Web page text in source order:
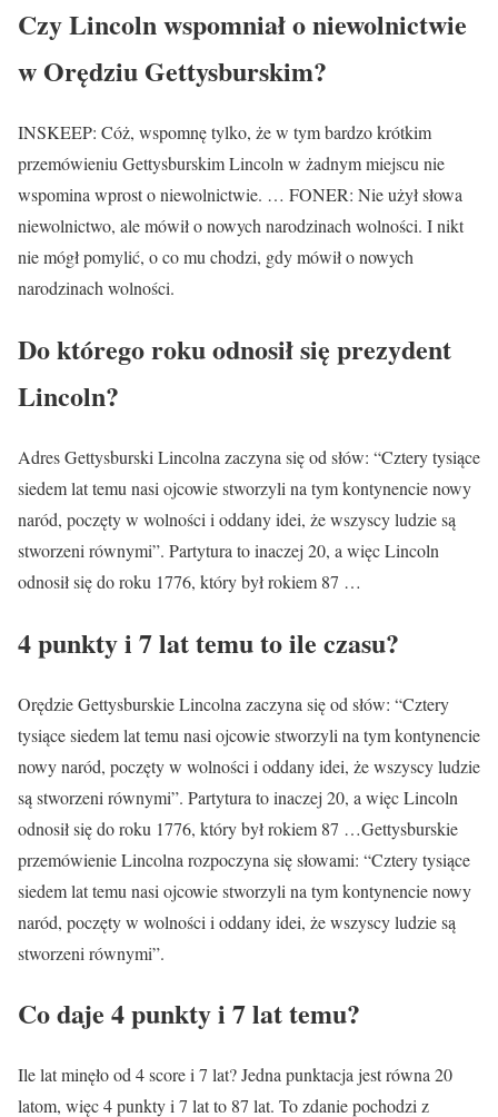
Czy Lincoln wspomniał o niewolnictwie
w Orędziu Gettysburskim?
INSKEEP: Cóż, wspomnę tylko, że w tym bardzo krótkim
przemówieniu Gettysburskim Lincoln w żadnym miejscu nie
wspomina wprost o niewolnictwie. … FONER: Nie użył słowa
niewolnictwo, ale mówił o nowych narodzinach wolności. I nikt
nie mógł pomylić, o co mu chodzi, gdy mówił o nowych
narodzinach wolności.
Do którego roku odnosił się prezydent
Lincoln?
Adres Gettysburski Lincolna zaczyna się od słów: “Cztery tysiące
siedem lat temu nasi ojcowie stworzyli na tym kontynencie nowy
naród, poczęty w wolności i oddany idei, że wszyscy ludzie są
stworzeni równymi”. Partytura to inaczej 20, a więc Lincoln
odnosił się do roku 1776, który był rokiem 87 …
4 punkty i 7 lat temu to ile czasu?
Orędzie Gettysburskie Lincolna zaczyna się od słów: “Cztery
tysiące siedem lat temu nasi ojcowie stworzyli na tym kontynencie
nowy naród, poczęty w wolności i oddany idei, że wszyscy ludzie
są stworzeni równymi”. Partytura to inaczej 20, a więc Lincoln
odnosił się do roku 1776, który był rokiem 87 …Gettysburskie
przemówienie Lincolna rozpoczyna się słowami: “Cztery tysiące
siedem lat temu nasi ojcowie stworzyli na tym kontynencie nowy
naród, poczęty w wolności i oddany idei, że wszyscy ludzie są
stworzeni równymi”.
Co daje 4 punkty i 7 lat temu?
Ile lat minęło od 4 score i 7 lat? Jedna punktacja jest równa 20
latom, więc 4 punkty i 7 lat to 87 lat. To zdanie pochodzi z